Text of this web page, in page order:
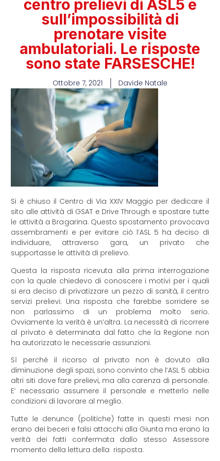
centro prelievi di ASL5 e
sull’impossibilità di
prenotare visite
ambulatoriali. Le risposte
sono state FARSESCHE!
Ottobre 7, 2021 Davide Natale
Si è chiuso il Centro di Via XXIV Maggio per dedicare il
sito alle attività di GSAT e Drive Through e spostare tutte
le attività a Bragarina. Questo spostamento provocava
assembramenti e per evitare ciò l’ASL 5 ha deciso di
individuare, attraverso gara, un privato che
supportasse le attività di prelievo.
Questa la risposta ricevuta alla prima interrogazione
con la quale chiedevo di conoscere i motivi per i quali
si era deciso di privatizzare un pezzo di sanità, il centro
servizi prelievi. Una risposta che farebbe sorridere se
non parlassimo di un problema molto serio.
Ovviamente la verità è un’altra. La necessità di ricorrere
al privato è determinata dal fatto che la Regione non
ha autorizzato le necessarie assunzioni.
Sì perché il ricorso al privato non è dovuto alla
diminuzione degli spazi, sono convinto che l’ASL 5 abbia
altri siti dove fare prelievi, ma alla carenza di personale.
E’ necessario assumere il personale e metterlo nelle
condizioni di lavorare al meglio.
Tutte le denunce (politiche) fatte in questi mesi non
erano dei beceri e falsi attacchi alla Giunta ma erano la
verità dei fatti confermata dallo stesso Assessore
momento della lettura della risposta.